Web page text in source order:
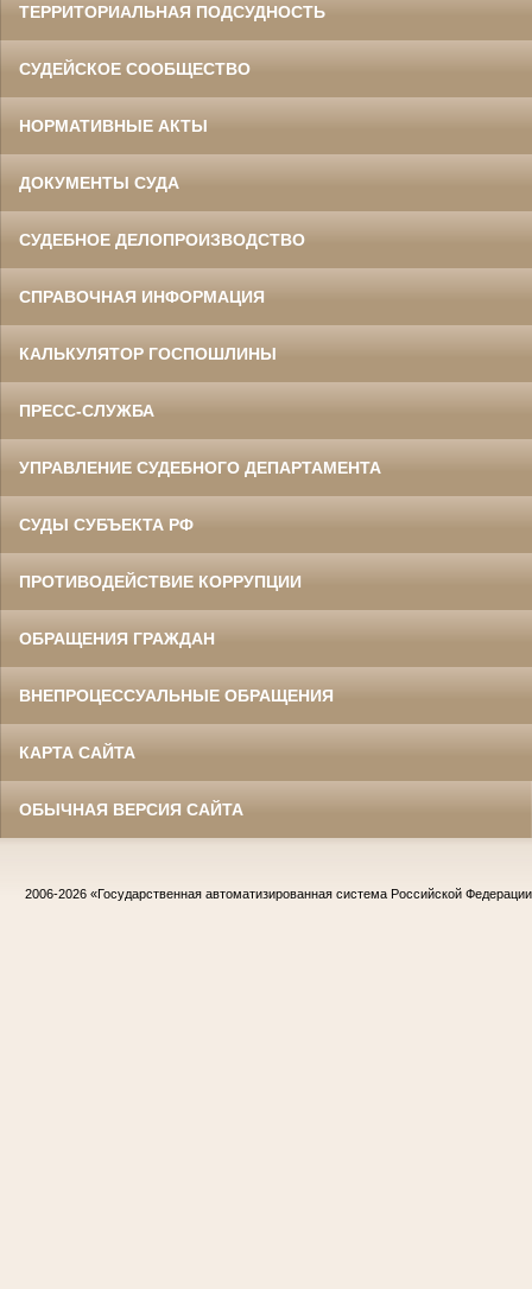
ТЕРРИТОРИАЛЬНАЯ ПОДСУДНОСТЬ
СУДЕЙСКОЕ СООБЩЕСТВО
НОРМАТИВНЫЕ АКТЫ
ДОКУМЕНТЫ СУДА
СУДЕБНОЕ ДЕЛОПРОИЗВОДСТВО
СПРАВОЧНАЯ ИНФОРМАЦИЯ
КАЛЬКУЛЯТОР ГОСПОШЛИНЫ
ПРЕСС-СЛУЖБА
УПРАВЛЕНИЕ СУДЕБНОГО ДЕПАРТАМЕНТА
СУДЫ СУБЪЕКТА РФ
ПРОТИВОДЕЙСТВИЕ КОРРУПЦИИ
ОБРАЩЕНИЯ ГРАЖДАН
ВНЕПРОЦЕССУАЛЬНЫЕ ОБРАЩЕНИЯ
КАРТА САЙТА
ОБЫЧНАЯ ВЕРСИЯ САЙТА
2006-2026 «Государственная автоматизированная система Российской